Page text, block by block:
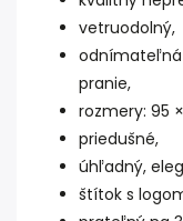
vetruodolný,
odnímateľná
pranie,
rozmery: 95
priedušné,
úhľadný,
štítok s